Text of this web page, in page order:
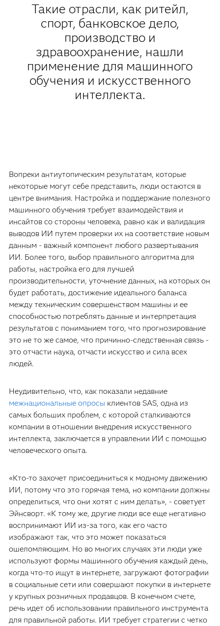
Такие отрасли, как ритейл,
спорт, банковское дело,
производство и
здравоохранение, нашли
применение для машинного
обучения и искусственного
интеллекта.
Вопреки антиутопическим результатам, которые
некоторые могут себе представить, люди остаются в
центре внимания. Настройка и поддержание полезного
машинного обучения требует взаимодействия и
инсайтов со стороны человека, равно как и валидация
выводов ИИ путем проверки их на соответствие новым
данным - важный компонент любого развертывания
ИИ. Более того, выбор правильного алгоритма для
работы, настройка его для лучшей
производительности, уточнение данных, на которых он
будет работать, достижение идеального баланса
между техническим совершенством машины и ее
способностью потреблять данные и интерпретация
результатов с пониманием того, что прогнозирование
это не то же самое, что причинно-следственная связь -
это отчасти наука, отчасти искусство и сила всех
людей.
Неудивительно, что, как показали недавние
межнациональные опросы клиентов SAS, одна из
самых больших проблем, с которой сталкиваются
компании в отношении внедрения искусственного
интеллекта, заключается в управлении ИИ с помощью
человеческого опыта.
«Кто-то захочет присоединиться к модному движению
ИИ, потому что это горячая тема, но компании должны
определиться, что они хотят с ним делать», - советует
Эйнсворт. «К тому же, другие люди все еще негативно
воспринимают ИИ из-за того, как его часто
изображают так, что это может показаться
ошеломляющим. Но во многих случаях эти люди уже
используют формы машинного обучения каждый день,
когда что-то ищут в интернете, загружают фотографии
в социальные сети или совершают покупки в интернете
у крупных розничных продавцов. В конечном счете,
речь идет об использовании правильного инструмента
для правильной работы. ИИ требует стратегии с четко